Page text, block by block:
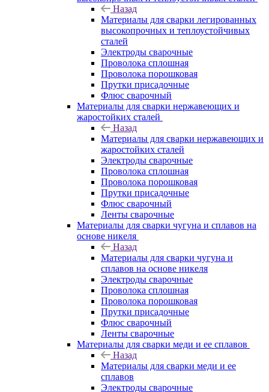
Назад
Материалы для сварки легированных
высокопрочных и теплоустойчивых
сталей
Электроды сварочные
Проволока сплошная
Проволока порошковая
Прутки присадочные
Флюс сварочный
Материалы для сварки нержавеющих и
жаростойких сталей
Назад
Материалы для сварки нержавеющих и
жаростойких сталей
Электроды сварочные
Проволока сплошная
Проволока порошковая
Прутки присадочные
Флюс сварочный
Ленты сварочные
Материалы для сварки чугуна и сплавов на
основе никеля
Назад
Материалы для сварки чугуна и
сплавов на основе никеля
Электроды сварочные
Проволока сплошная
Проволока порошковая
Прутки присадочные
Флюс сварочный
Ленты сварочные
Материалы для сварки меди и ее сплавов
Назад
Материалы для сварки меди и ее
сплавов
Электроды сварочные